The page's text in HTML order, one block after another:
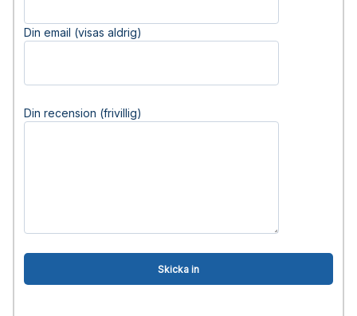
Din email (visas aldrig)
Din recension (frivillig)